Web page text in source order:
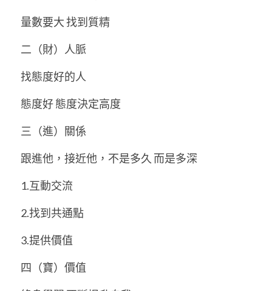
量數要大 找到質精
二（財）人脈
找態度好的人
態度好 態度決定高度
三（進）關係
跟進他，接近他，不是多久 而是多深
1.互動交流
2.找到共通點
3.提供價值
四（寶）價值